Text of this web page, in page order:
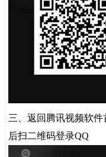
三、返回腾讯视频软
后扫二维码登录QQ